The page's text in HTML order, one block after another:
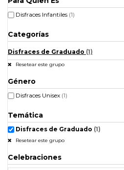
Disfraces Infantiles (1)
Categorías
Disfraces de Graduado (1)
Resetear este grupo
Género
Disfraces Unisex (1)
Temática
Disfraces de Graduado (1)
Resetear este grupo
Celebraciones